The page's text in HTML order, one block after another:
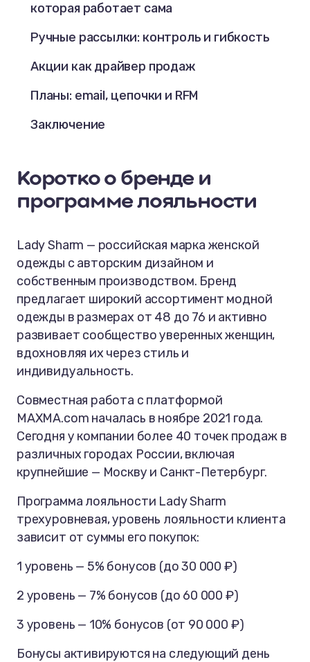
которая работает сама
Ручные рассылки: контроль и гибкость
Акции как драйвер продаж
Планы: email, цепочки и RFM
Заключение
Коротко о бренде и
программе лояльности
Lady Sharm — российская марка женской
одежды с авторским дизайном и
собственным производством. Бренд
предлагает широкий ассортимент модной
одежды в размерах от 48 до 76 и активно
развивает сообщество уверенных женщин,
вдохновляя их через стиль и
индивидуальность.
Совместная работа с платформой
MAXMA.com началась в ноябре 2021 года.
Сегодня у компании более 40 точек продаж в
различных городах России, включая
крупнейшие — Москву и Санкт-Петербург.
Программа лояльности Lady Sharm
трехуровневая, уровень лояльности клиента
зависит от суммы его покупок:
1 уровень — 5% бонусов (до 30 000 ₽)
2 уровень — 7% бонусов (до 60 000 ₽)
3 уровень — 10% бонусов (от 90 000 ₽)
Бонусы активируются на следующий день